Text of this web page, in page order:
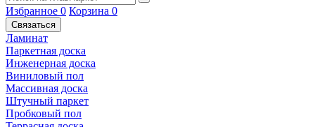
Избранное 0 Корзина 0
Связаться
Ламинат
Паркетная доска
Инженерная доска
Виниловый пол
Массивная доска
Штучный паркет
Пробковый пол